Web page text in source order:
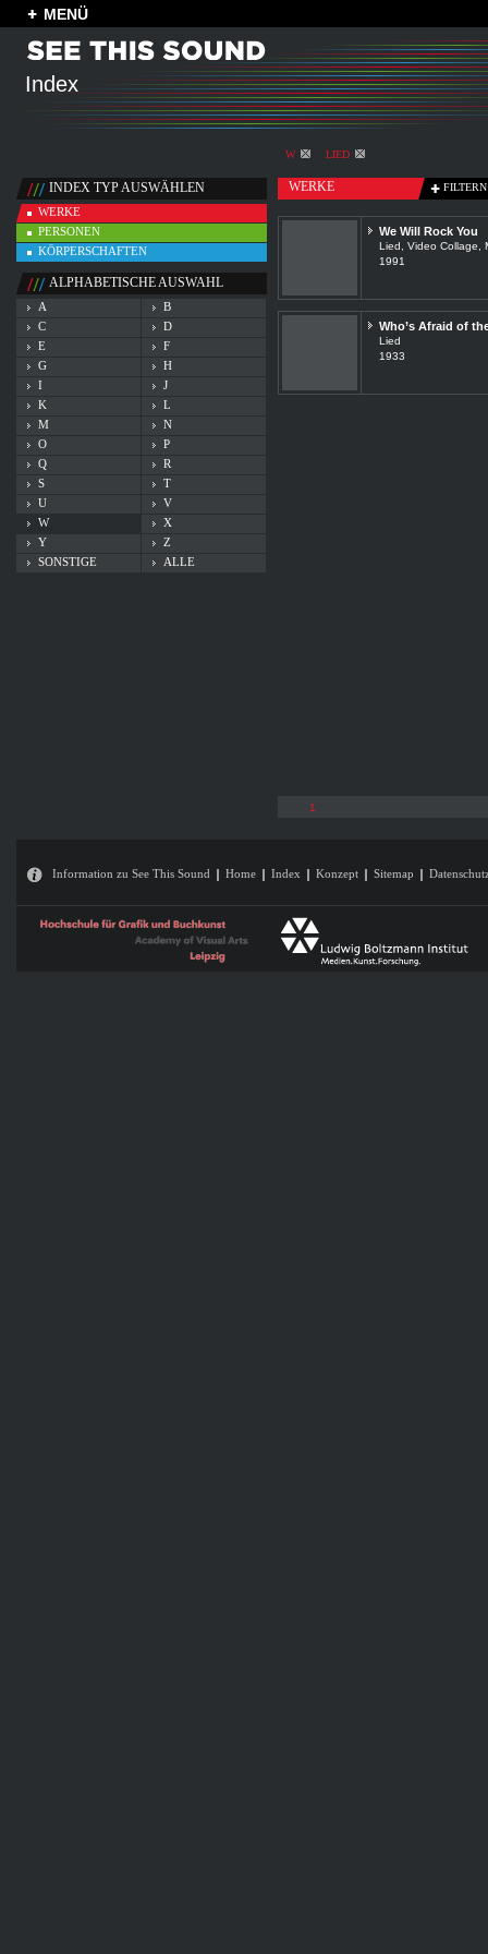
MENÜ
Index
W LIED
INDEX TYP AUSWÄHLEN
WERKE
PERSONEN
KÖRPERSCHAFTEN
ALPHABETISCHE AUSWAHL
A
B
C
D
E
F
G
H
I
J
K
L
M
N
O
P
Q
R
S
T
U
V
W
X
Y
Z
SONSTIGE
ALLE
WERKE
We Will Rock You
Lied, Video Collage,
1991
Who’s Afraid of
Lied
1933
1
Information zu See This Sound Home Index Konzept Sitemap